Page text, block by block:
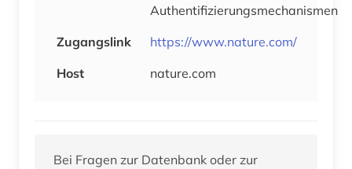
Authentifizierungsmechanismen
Zugangslink
https://www.nature.com/
Host
nature.com
Bei Fragen zur Datenbank oder zur